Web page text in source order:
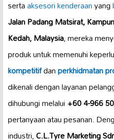
sertaaksesori kenderaanyang
Jalan Padang Matsirat,
Kedah, Malaysia, mereka
produk untuk memenuhi
kompetitifdanperkhidmatan
dikenali dengan layanan
dihubungi melalui+60 4-966
pertanyaan atau pesanan.
industri,C.L.Tyre Marketing